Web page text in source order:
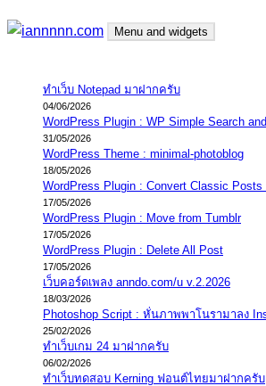
Skip
Menu and widgets
ทำเว็บ Notepad มาฝากครับ
04/06/2026
WordPress Plugin : WP Simple Search
31/05/2026
WordPress Theme : minimal-photoblog
18/05/2026
WordPress Plugin : Convert Classic
17/05/2026
WordPress Plugin : Move from Tumblr
17/05/2026
WordPress Plugin : Delete All Post
17/05/2026
เว็บคอร์ดเพลง anndo.com/u v.2.2026
18/03/2026
Photoshop Script : หั่นภาพพาโนรามาลง
25/02/2026
ทำเว็บเกม 24 มาฝากครับ
06/02/2026
ทำเว็บทดสอบ Kerning ฟอนต์ไทยมาฝากครับ